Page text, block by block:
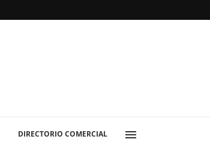
DIRECTORIO COMERCIAL